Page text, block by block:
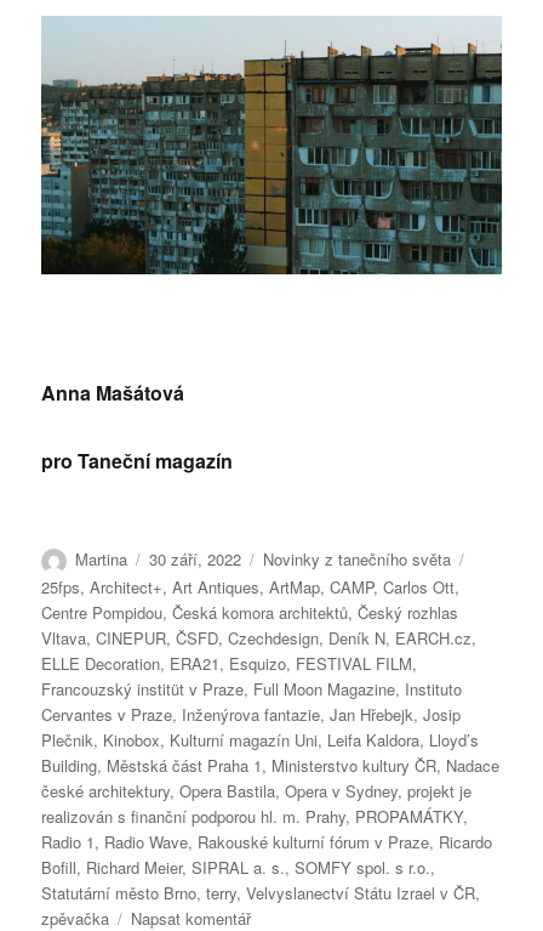
Anna Mašátová
pro Taneční magazín
Autor:
Martina Publikováno:
30 září, 2022 Rubriky:
Novinky z tanečního světa
25fps,Architect+,Art Antiques,ArtMap,CAMP,Carlos Ott,
Centre Pompidou,Česká komora architektů,Český rozhlas
Vltava,CINEPUR,ČSFD,Czechdesign, Deník N, EARCH.cz,
ELLE Decoration, ERA21, Esquizo, FESTIVAL FILM,
Francouzský institüt v Praze, Full Moon Magazine, Instituto
Cervantes v Praze, Inženýrova fantazie,Jan Hřebejk,Josip
Plečnik, Kinobox, Kulturní magazín Uni, Leifa Kaldora, Lloyd’s
Building, Městská část Praha 1, Ministerstvo kultury ČR, Nadace
české architektury,Opera Bastila,Opera v Sydney,projekt je
realizován s finanční podporou hl. m. Prahy, PROPAMÁTKY,
Radio 1, Radio Wave, Rakouské kulturní fórum v Praze, Ricardo
Bofill, Richard Meier,SIPRAL a. s.,SOMFY spol. s r.o.,
Statutární město Brno,terry,Velvyslanectví Státu Izrael v ČR,
zpěvačka
Napsat komentářpro